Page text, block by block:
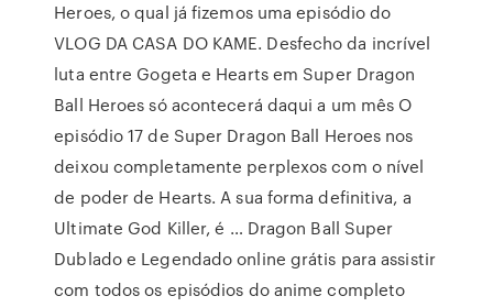
Heroes, o qual já fizemos uma episódio do
VLOG DA CASA DO KAME. Desfecho da incrível
luta entre Gogeta e Hearts em Super Dragon
Ball Heroes só acontecerá daqui a um mês O
episódio 17 de Super Dragon Ball Heroes nos
deixou completamente perplexos com o nível
de poder de Hearts. A sua forma definitiva, a
Ultimate God Killer, é … Dragon Ball Super
Dublado e Legendado online grátis para assistir
com todos os episódios do anime completo